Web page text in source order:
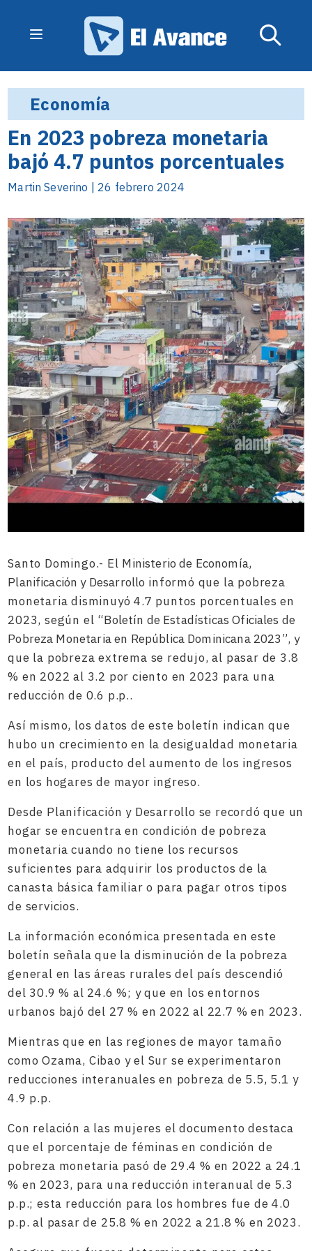
Economía
En 2023 pobreza monetaria
bajó 4.7 puntos porcentuales
Martin Severino | 26 febrero 2024
Santo Domingo.- El Ministerio de Economía,
Planificación y Desarrollo informó que la pobreza
monetaria disminuyó 4.7 puntos porcentuales en
2023, según el “Boletín de Estadísticas Oficiales de
Pobreza Monetaria en República Dominicana 2023”, y
que la pobreza extrema se redujo, al pasar de 3.8
% en 2022 al 3.2 por ciento en 2023 para una
reducción de 0.6 p.p..
Así mismo, los datos de este boletín indican que
hubo un crecimiento en la desigualdad monetaria
en el país, producto del aumento de los ingresos
en los hogares de mayor ingreso.
Desde Planificación y Desarrollo se recordó que un
hogar se encuentra en condición de pobreza
monetaria cuando no tiene los recursos
suficientes para adquirir los productos de la
canasta básica familiar o para pagar otros tipos
de servicios.
La información económica presentada en este
boletín señala que la disminución de la pobreza
general en las áreas rurales del país descendió
del 30.9 % al 24.6 %; y que en los entornos
urbanos bajó del 27 % en 2022 al 22.7 % en 2023.
Mientras que en las regiones de mayor tamaño
como Ozama, Cibao y el Sur se experimentaron
reducciones interanuales en pobreza de 5.5, 5.1 y
4.9 p.p.
Con relación a las mujeres el documento destaca
que el porcentaje de féminas en condición de
pobreza monetaria pasó de 29.4 % en 2022 a 24.1
% en 2023, para una reducción interanual de 5.3
p.p.; esta reducción para los hombres fue de 4.0
p.p. al pasar de 25.8 % en 2022 a 21.8 % en 2023.